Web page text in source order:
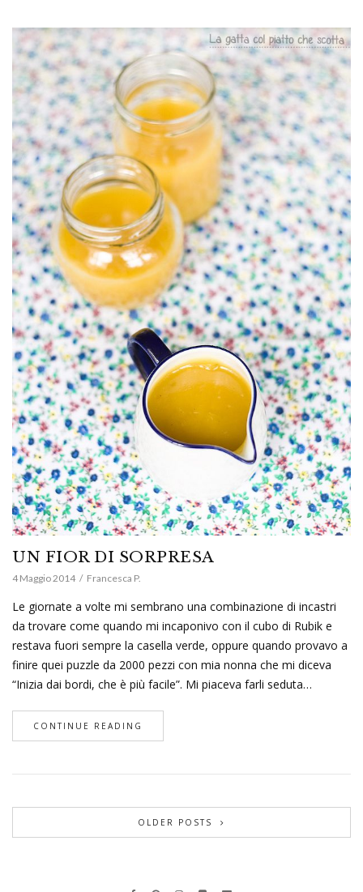
UN FIOR DI SORPRESA
4 Maggio 2014 Francesca P.
Le giornate a volte mi sembrano una combinazione di incastri
da trovare come quando mi incaponivo con il cubo di Rubik e
restava fuori sempre la casella verde, oppure quando provavo a
finire quei puzzle da 2000 pezzi con mia nonna che mi diceva
“Inizia dai bordi, che è più facile”. Mi piaceva farli seduta…
CONTINUE READING
OLDER POSTS